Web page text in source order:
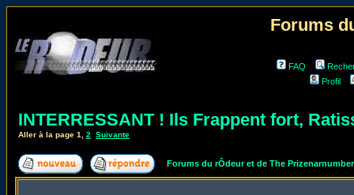
Forums
FAQ
Profil
INTERRESSANT ! Ils Frappent fort,
Aller à la page 1 2 Suivante
Forums du rÔdeur et de The